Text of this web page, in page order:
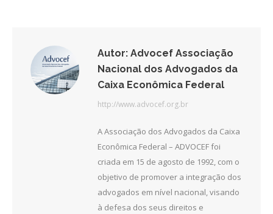
Autor: Advocef Associação
Nacional dos Advogados da
Caixa Econômica Federal
http://www.advocef.org.br
A Associação dos Advogados da Caixa
Econômica Federal – ADVOCEF foi
criada em 15 de agosto de 1992, com o
objetivo de promover a integração dos
advogados em nível nacional, visando
à defesa dos seus direitos e